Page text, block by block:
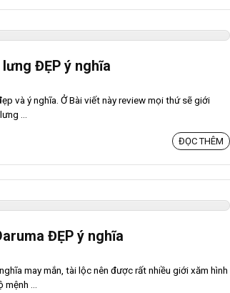
ĐẸP ý nghĩa
và ý nghĩa. Ở Bài viết này review mọi thứ sẽ giới
...
ĐỌC THÊM
ĐẸP ý nghĩa
may mắn, tài lộc nên được rất nhiều giới xăm hình
...